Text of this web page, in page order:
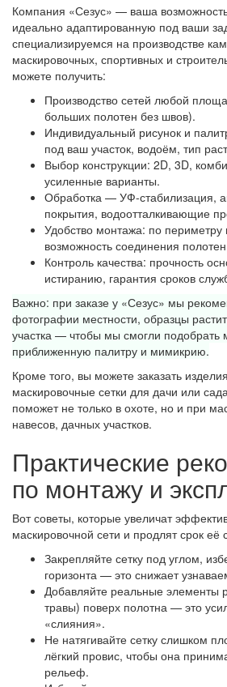
Компания «Сезус» — ваша возможность
идеально адаптированную под ваши
специализируемся на производстве
маскировочных, спортивных и
можете получить:
Производство сетей любой
больших полотен без швов).
Индивидуальный рисунок и
под ваш участок, водоём, тип
Выбор конструкции: 2D, 3D,
усиленные варианты.
Обработка — УФ-стабилизация,
покрытия, водоотталкивающие
Удобство монтажа: по
возможность соединения
Контроль качества: прочность
истиранию, гарантия сроков
Важно: при заказе у «Сезус» мы
фотографии местности, образцы
участка — чтобы мы смогли подобрать
приближенную палитру и мимикрию.
Кроме того, вы можете заказать
маскировочные сетки для дачи или
поможет не только в охоте, но и при
навесов, дачных участков.
Практические
по монтажу и
Вот советы, которые увеличат
маскировочной сети и продлят срок её
Закрепляйте сетку под углом,
горизонта — это снижает
Добавляйте реальные элементы
травы) поверх полотна — это
«слияния».
Не натягивайте сетку слишком
лёгкий провис, чтобы она
рельеф.